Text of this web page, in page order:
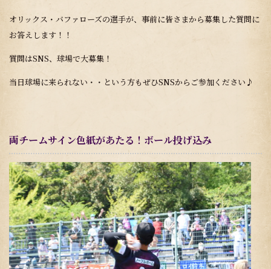
オリックス・バファローズの選手が、事前に皆さまから募集した質問に
お答えします！！
質問はSNS、球場で大募集！
当日球場に来られない・・という方もぜひSNSからご参加ください♪
両チームサイン色紙があたる！ボール投げ込み